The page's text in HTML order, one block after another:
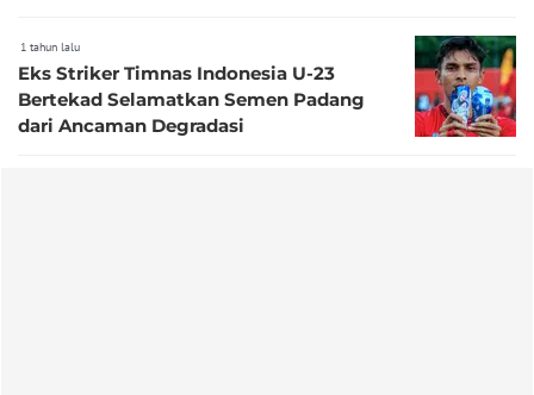
1 tahun lalu
Eks Striker Timnas Indonesia U-23
Bertekad Selamatkan Semen Padang
dari Ancaman Degradasi